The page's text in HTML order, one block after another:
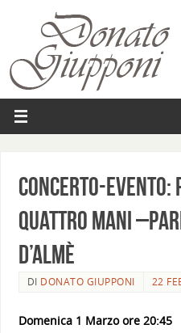
Concerto-
quattro mani
D’ALMÈ
DI DONATO GIUPPONI 22
Domenica 1 Marzo ore 20:45